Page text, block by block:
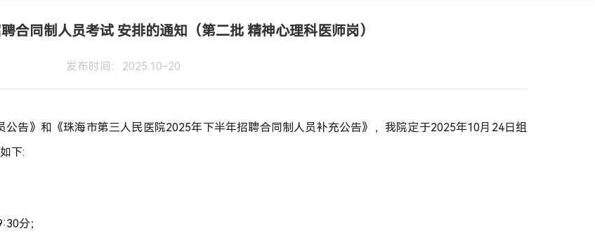
合同制人员考试 安排的通知（第二批 精神心理科医师岗）
发布时间：2025.10-20
公告》和《珠海市第三人民医院2025年下半年招聘合同制人员补充公告》，我院定于2025年10月24日组
下:
分；